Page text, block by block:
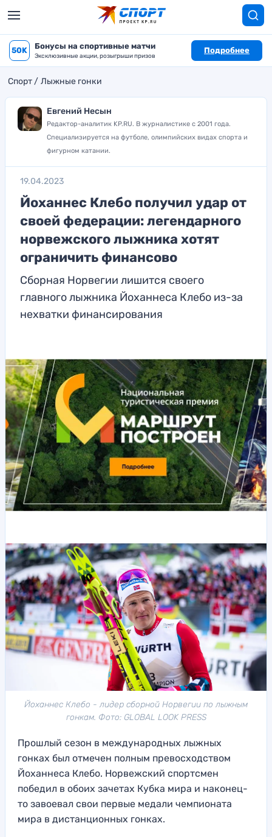
50K Бонусы на спортивные матчи
Эксклюзивные акции, розыгрыши призов
Подробнее
Спорт Лыжные гонки
Евгений Несын
Редактор-аналитик KP.RU. В журналистике с 2001 года.
Специализируется на футболе, олимпийских видах спорта и
фигурном катании.
19.04.2023
Йоханнес Клебо получил удар от
своей федерации: легендарного
норвежского лыжника хотят
ограничить финансово
Сборная Норвегии лишится своего
главного лыжника Йоханнеса Клебо из-за
нехватки финансирования
Йоханнес Клебо - лидер сборной Норвегии по лыжным
гонкам. Фото: GLOBAL LOOK PRESS
Прошлый сезон в международных лыжных
гонках был отмечен полным превосходством
Йоханнеса Клебо. Норвежский спортсмен
победил в обоих зачетах Кубка мира и наконец-
то завоевал свои первые медали чемпионата
мира в дистанционных гонках.